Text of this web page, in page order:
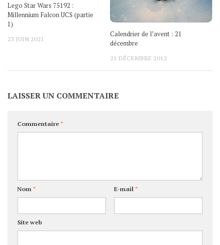
Lego Star Wars 75192 :
Millennium Falcon UCS (partie
1)
23 JUIN 2021
Calendrier de l’avent : 21
décembre
21 DÉCEMBRE 2012
LAISSER UN COMMENTAIRE
Commentaire*
Nom* E-mail*
Site web